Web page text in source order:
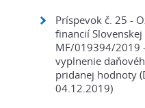
Príspevok č. 25 -
financií
MF/019394/2019
vyplnenie
pridanej hodnoty
04.12.2019)